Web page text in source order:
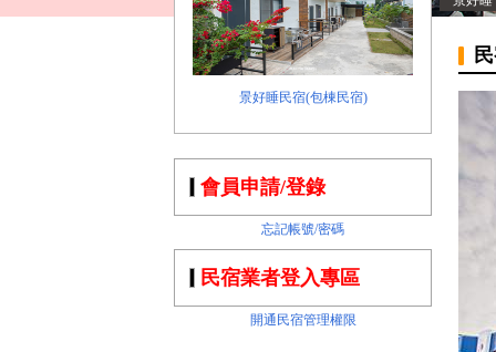
景好睡民宿(包棟民宿)
會員申請/登錄
忘記帳號/密碼
民宿業者登入專區
開通民宿管理權限